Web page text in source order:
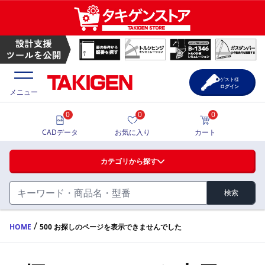
ハンドル・取手・つまみ・周辺機器
FA・A
蝶番・ステー・周辺機器
価格一覧
製品カタログ
メニュー
カテゴリから探す
検索
0
CADデータ
0
お気に入り
0
カート
ゲスト様
ログイン
HOME / 500 お探しのページを表示できませんでした